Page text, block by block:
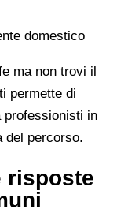
domestico
ma non trovi il
permette di
professionisti in
del percorso.
risposte